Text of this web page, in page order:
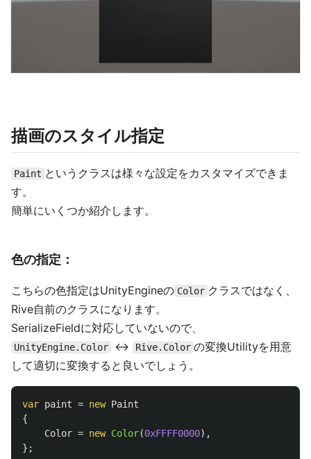
描画のスタイル指定
Paint というクラスは様々な設定をカスタマイズできま
す。
簡単にいくつか紹介します。
色の指定：
こちらの色指定はUnityEngineの Color クラスではなく、
Rive自前のクラスになります。
SerializeFieldに対応していないので、
UnityEngine.Color ↔ Rive.Color の変換Utilityを用意
して適切に変換すると良いでしょう。
var paint = new Paint
{
Color = new Color(0xFFFF0000),
};